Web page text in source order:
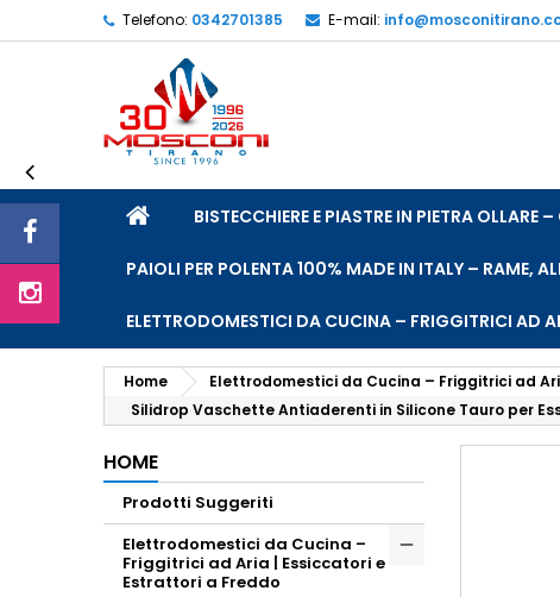
Telefono: 0342701385 E-mail:
HOMEBISTECCHIERE E PIASTRE IN PIETRA OLLARE
PAIOLI PER POLENTA 100% MADE IN ITALY – RAME,
ELETTRODOMESTICI DA CUCINA – FRIGGITRICI AD
Home Elettrodomestici da Cucina – Friggitrici ad
Silidrop Vaschette Antiaderenti in Silicone Tauro per
HOME
Prodotti Suggeriti
Elettrodomestici da Cucina –
Friggitrici ad Aria | Essiccatori e
Estrattori a Freddo